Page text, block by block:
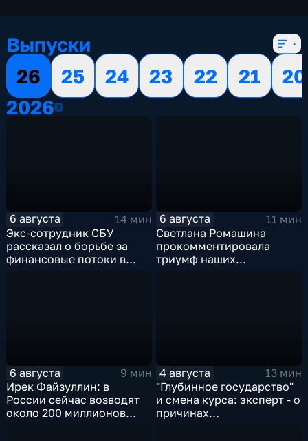
Выпуски
26
25 24 23 22 21
20
20262026
6 августа
14 мин
Экс-сотрудник СБУ
рассказал о борьбе за
финансовые потоки в
6 августа
11 мин
Светлана Ромашина
прокомментировала
триумф наших
6 августа
9 мин
Ирек Файзуллин: в
России сейчас возводят
около 200 миллионов
4 августа
13 мин
"Глубинное государство"
и смена курса: эксперт - о
причинах